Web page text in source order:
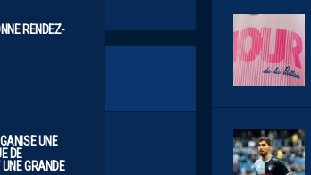
RENDEZ-
UNE
DE
GRANDE